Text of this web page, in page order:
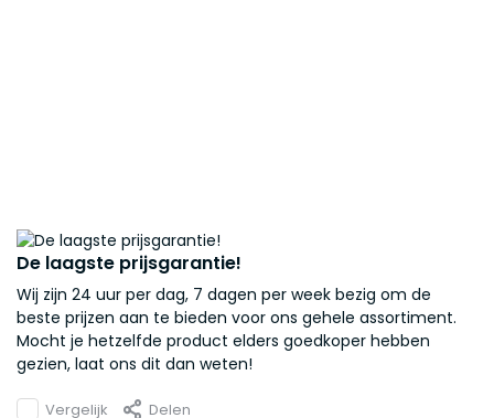
De laagste prijsgarantie!
Wij zijn 24 uur per dag, 7 dagen per week bezig om de
beste prijzen aan te bieden voor ons gehele assortiment.
Mocht je hetzelfde product elders goedkoper hebben
gezien, laat ons dit dan weten!
Vergelijk Delen